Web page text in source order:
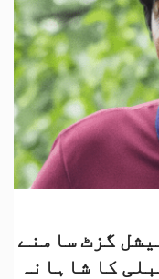
گزٹ سامنے
کا شاہانہ